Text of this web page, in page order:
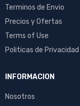
Terminos de Envio
Precios y Ofertas
Terms of Use
Politicas de Privacidad
INFORMACION
Nosotros